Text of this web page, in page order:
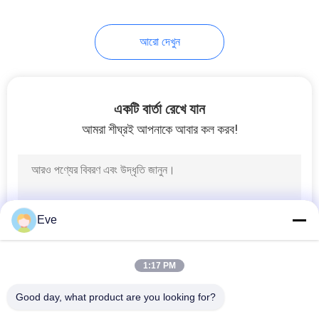
কার পেইন্ট হার্ডেনার
কার পেইন্ট থিনার
আরো দেখুন
একটি বার্তা রেখে যান
আমরা শীঘ্রই আপনাকে আবার কল করব!
Eve
1:17 PM
Good day, what product are you looking for?